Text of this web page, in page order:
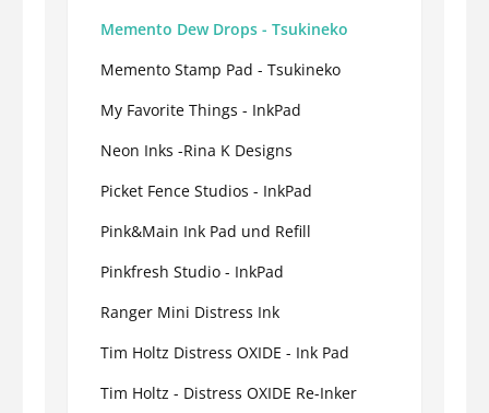
Memento Dew Drops - Tsukineko
Memento Stamp Pad - Tsukineko
My Favorite Things - InkPad
Neon Inks -Rina K Designs
Picket Fence Studios - InkPad
Pink&Main Ink Pad und Refill
Pinkfresh Studio - InkPad
Ranger Mini Distress Ink
Tim Holtz Distress OXIDE - Ink Pad
Tim Holtz - Distress OXIDE Re-Inker